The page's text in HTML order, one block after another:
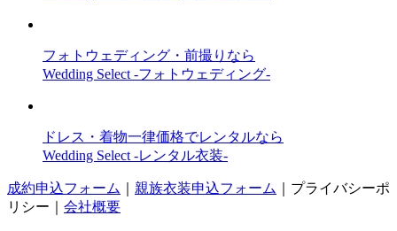
フォトウェディング・前撮りなら
Wedding Select -フォトウェディング-
ドレス・着物一律価格でレンタルなら
Wedding Select -レンタル衣装-
成約申込フォーム 親族衣装申込フォーム
プライバシーポ
リシー
会社概要